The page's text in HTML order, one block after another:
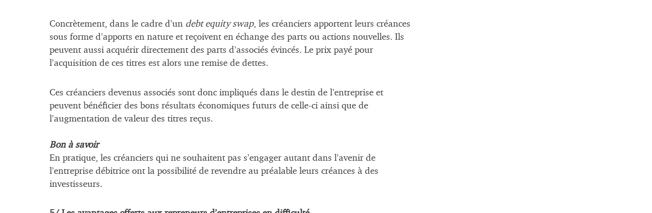
Concrètement, dans le cadre d’un debt equity swap, les créanciers apportent leurs créances
sous forme d’apports en nature et reçoivent en échange des parts ou actions nouvelles. Ils
peuvent aussi acquérir directement des parts d’associés évincés. Le prix payé pour
l’acquisition de ces titres est alors une remise de dettes.
Ces créanciers devenus associés sont donc impliqués dans le destin de l’entreprise et
peuvent bénéficier des bons résultats économiques futurs de celle-ci ainsi que de
l’augmentation de valeur des titres reçus.
Bon à savoir
En pratique, les créanciers qui ne souhaitent pas s’engager autant dans l’avenir de
l’entreprise débitrice ont la possibilité de revendre au préalable leurs créances à des
investisseurs.